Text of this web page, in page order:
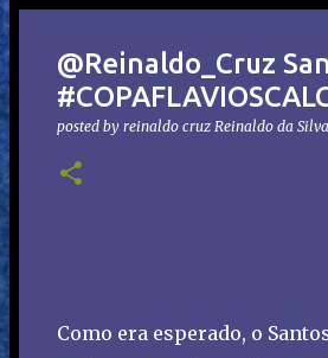
@Reinaldo_Cruz
posted by reinaldo cruz Reinaldo da
Como era esperado, o